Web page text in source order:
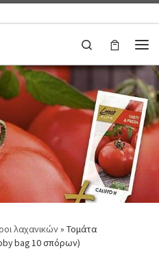
Search
λαχανικών» Τομάτα
bag 10 σπόρων)